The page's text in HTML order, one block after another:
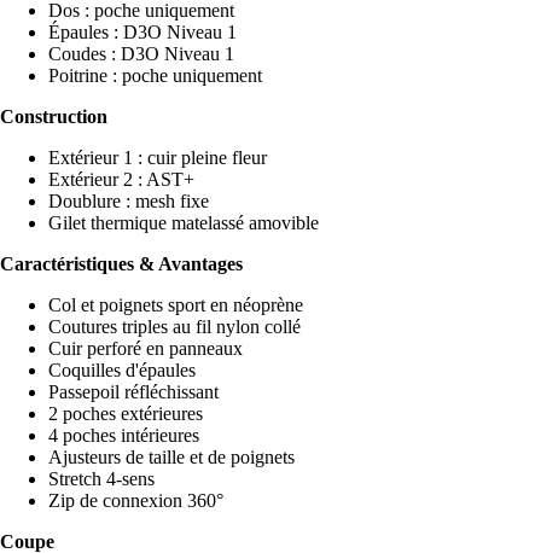
Dos : poche uniquement
Épaules : D3O Niveau 1
Coudes : D3O Niveau 1
Poitrine : poche uniquement
Construction
Extérieur 1 : cuir pleine fleur
Extérieur 2 : AST+
Doublure : mesh fixe
Gilet thermique matelassé amovible
Caractéristiques & Avantages
Col et poignets sport en néoprène
Coutures triples au fil nylon collé
Cuir perforé en panneaux
Coquilles d'épaules
Passepoil réfléchissant
2 poches extérieures
4 poches intérieures
Ajusteurs de taille et de poignets
Stretch 4-sens
Zip de connexion 360°
Coupe